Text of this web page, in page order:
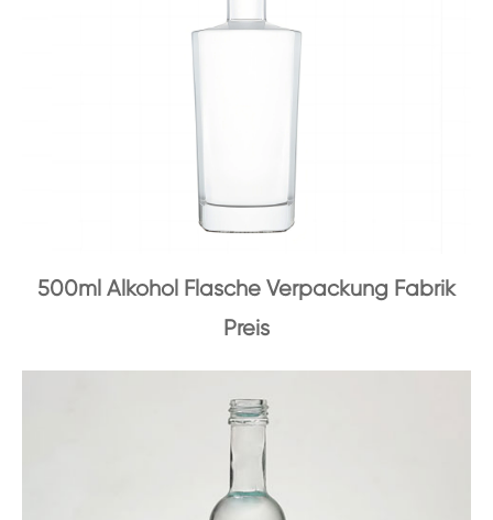
500ml Alkohol Flasche Verpackung Fabrik
Preis